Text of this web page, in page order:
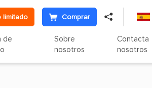
limitado Comprar 
de
Sobre
nosotros
Contacta
nosotros